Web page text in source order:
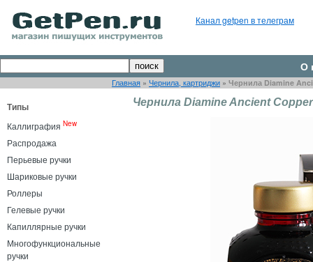
Канал getpen в телеграм
О
Главная » Чернила, картриджи » Чернила Diamine
Типы
Каллиграфия New
Распродажа
Перьевые ручки
Шариковые ручки
Роллеры
Гелевые ручки
Капиллярные ручки
Многофункциональные
ручки
Чернила Diamine Ancient